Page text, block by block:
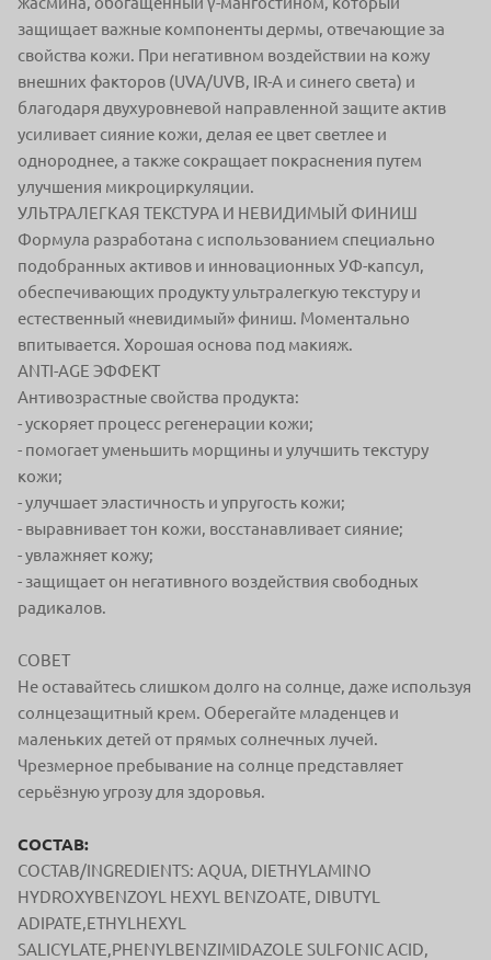
защищает важные компоненты дермы, отвечающие за
свойства кожи. При негативном воздействии на кожу
внешних факторов (UVA/UVB, IR-A и синего света) и
благодаря двухуровневой направленной защите актив
усиливает сияние кожи, делая ее цвет светлее и
однороднее, а также сокращает покраснения путем
улучшения микроциркуляции.
УЛЬТРАЛЕГКАЯ ТЕКСТУРА И НЕВИДИМЫЙ ФИНИШ
Формула разработана с использованием специально
подобранных активов и инновационных УФ-капсул,
обеспечивающих продукту ультралегкую текстуру и
естественный «невидимый» финиш. Моментально
впитывается. Хорошая основа под макияж.
ANTI-AGE ЭФФЕКТ
Антивозрастные свойства продукта:
- ускоряет процесс регенерации кожи;
- помогает уменьшить морщины и улучшить текстуру
кожи;
- улучшает эластичность и упругость кожи;
- выравнивает тон кожи, восстанавливает сияние;
- увлажняет кожу;
- защищает он негативного воздействия свободных
радикалов.
СОВЕТ
Не оставайтесь слишком долго на солнце, даже используя
солнцезащитный крем. Оберегайте младенцев и
маленьких детей от прямых солнечных лучей.
Чрезмерное пребывание на солнце представляет
серьёзную угрозу для здоровья.
СОСТАВ:
СОСТАВ/INGREDIENTS: AQUA, DIETHYLAMINO
HYDROXYBENZOYL HEXYL BENZOATE, DIBUTYL
ADIPATE,ETHYLHEXYL
SALICYLATE,PHENYLBENZIMIDAZOLE SULFONIC ACID,